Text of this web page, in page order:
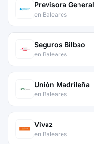
Previsora General
en Baleares
Seguros Bilbao
en Baleares
Unión Madrileña
en Baleares
Vivaz
en Baleares